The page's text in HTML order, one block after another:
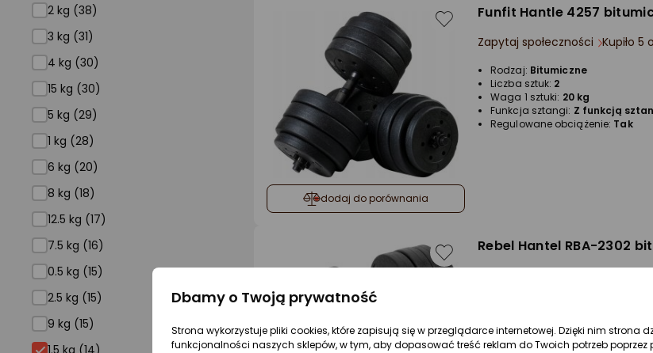
2 kg (38)
3 kg (31)
4 kg (30)
15 kg (30)
5 kg (29)
1 kg (28)
6 kg (20)
8 kg (18)
12.5 kg (17)
7.5 kg (16)
0.5 kg (15)
2.5 kg (15)
9 kg (15)
1.5 kg1.5 kg (14)
dodaj do porównania
Funfit Hantle 4257
Zapytaj społeczności Kupiło 5
Rodzaj: Bitumiczne
Liczba sztuk: 2
Waga 1 sztuki: 20 kg
Funkcja sztangi: Z funkcją
Regulowane obciążenie: Tak
Rebel ‎Hantel RBA-2302
gwiazdki
Rodzaj:Bitumiczne
Liczba sztuk:1
Dbamy o Twoją prywatność
Strona wykorzystuje pliki cookies, które zapisują się w przeglądarce internetowej. Dzięki nim strona
funkcjonalności naszych sklepów, w tym, aby dopasować treść reklam do Twoich potrzeb